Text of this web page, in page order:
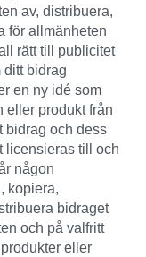
av, distribuera,
för allmänheten
rätt till publicitet
ditt bidrag
en ny idé som
eller produkt från
bidrag och dess
licensieras till och
någon
kopiera,
bidraget
och på valfritt
eller